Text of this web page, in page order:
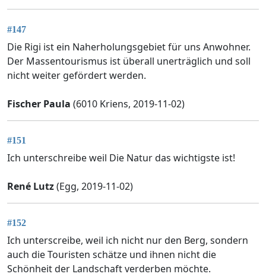
#147
Die Rigi ist ein Naherholungsgebiet für uns Anwohner.
Der Massentourismus ist überall unerträglich und soll
nicht weiter gefördert werden.
Fischer Paula (6010 Kriens, 2019-11-02)
#151
Ich unterschreibe weil Die Natur das wichtigste ist!
René Lutz(Egg, 2019-11-02)
#152
Ich unterscreibe, weil ich nicht nur den Berg, sondern
auch die Touristen schätze und ihnen nicht die
Schönheit der Landschaft verderben möchte.